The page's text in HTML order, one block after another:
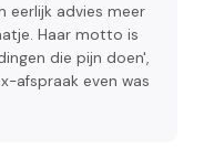
eerlijk advies meer
Haar motto is
die pijn doen',
afspraak even was